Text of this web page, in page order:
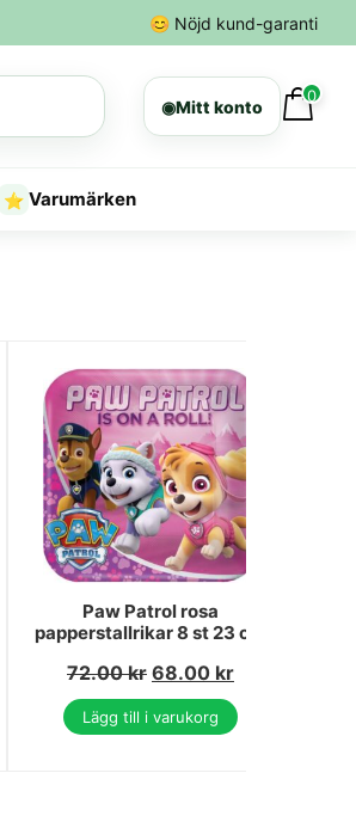
😊 Nöjd kund-garanti
◉Mitt konto
0
⭐ Varumärken
Paw Patrol rosa
papperstallrikar 8 st 23 cm
72.00kr 68.00 kr
Lägg till i varukorg